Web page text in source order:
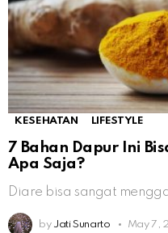
KESEHATAN LIFESTYLE
7 Bahan Dapur Ini
Apa Saja?
Diare bisa sangat
by Jati Sunarto May 7,